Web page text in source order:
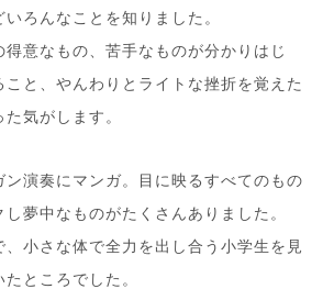
ろんなことを知りました。
意なもの、苦手なものが分かりはじ
と、やんわりとライトな挫折を覚えた
気がします。
ン演奏にマンガ。目に映るすべてのもの
夢中なものがたくさんありました。
小さな体で全力を出し合う小学生を見
ところでした。